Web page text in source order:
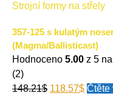
Strojní formy na střely
357-125 s kulatým
(Magma/Ballisticast)
Hodnoceno 5.00 z 5
(2)
148.21$ 118.57$ Čtěte